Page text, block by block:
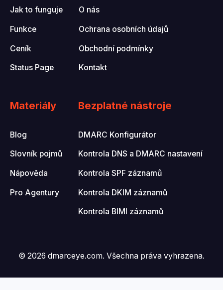
Jak to funguje
Funkce
Ceník
Status Page
O nás
Ochrana osobních údajů
Obchodní podmínky
Kontakt
Materiály
Blog
Slovník pojmů
Nápověda
Pro Agentury
Bezplatné nástroje
DMARC Konfigurátor
Kontrola DNS a DMARC nastavení
Kontrola SPF záznamů
Kontrola DKIM záznamů
Kontrola BIMI záznamů
© 2026 dmarceye.com. Všechna práva vyhrazena.